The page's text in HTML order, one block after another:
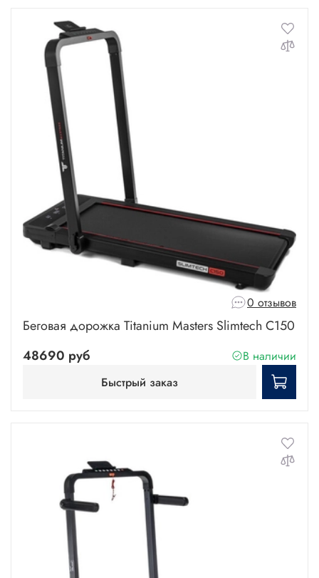
0 отзывов
Беговая дорожка Titanium Masters Slimtech C150
48690 руб
В наличии
Быстрый заказ